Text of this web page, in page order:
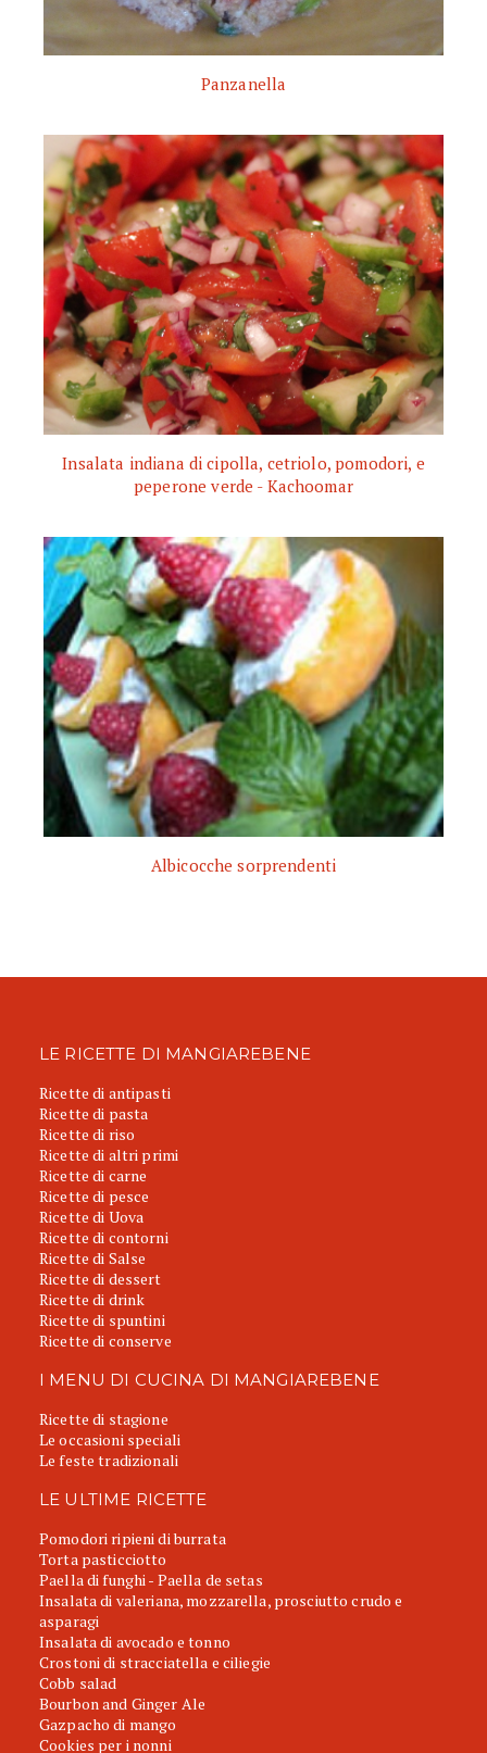
Panzanella
Insalata indiana di cipolla, cetriolo, pomodori, e
peperone verde - Kachoomar
Albicocche sorprendenti
LE RICETTE DI MANGIAREBENE
Ricette di antipasti
Ricette di pasta
Ricette di riso
Ricette di altri primi
Ricette di carne
Ricette di pesce
Ricette di Uova
Ricette di contorni
Ricette di Salse
Ricette di dessert
Ricette di drink
Ricette di spuntini
Ricette di conserve
I MENU DI CUCINA DI MANGIAREBENE
Ricette di stagione
Le occasioni speciali
Le feste tradizionali
LE ULTIME RICETTE
Pomodori ripieni di burrata
Torta pasticciotto
Paella di funghi - Paella de setas
Insalata di valeriana, mozzarella, prosciutto crudo e
asparagi
Insalata di avocado e tonno
Crostoni di stracciatella e ciliegie
Cobb salad
Bourbon and Ginger Ale
Gazpacho di mango
Cookies per i nonni